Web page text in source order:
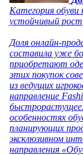
Категория
устойчивый рост
Доля онлайн-
составила уже
приобретают
этих покупок
из ведущих
направление
особенностях
планирующих
эксклюзивном
направления